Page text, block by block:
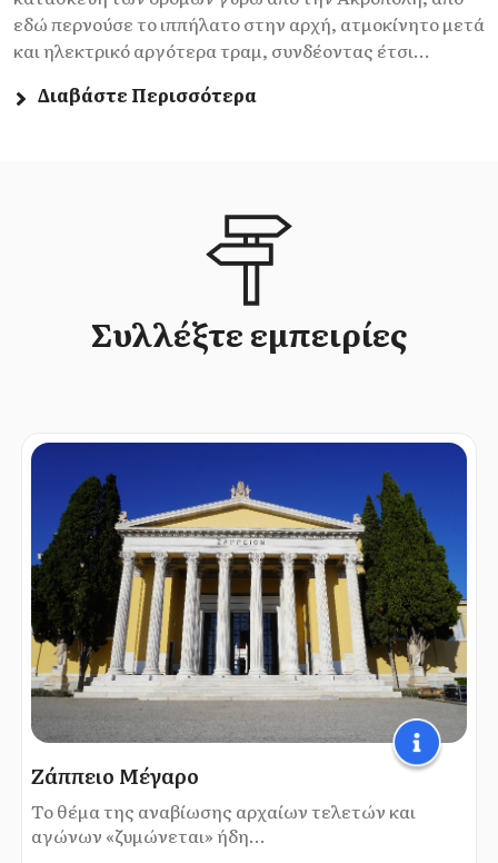
εδώ περνούσε το ιππήλατο στην αρχή, ατμοκίνητο μετά
και ηλεκτρικό αργότερα τραμ, συνδέοντας έτσι...
Διαβάστε Περισσότερα
Συλλέξτε εμπειρίες
Ζάππειο Μέγαρο
Το θέμα της αναβίωσης αρχαίων τελετών και
αγώνων «ζυμώνεται» ήδη...